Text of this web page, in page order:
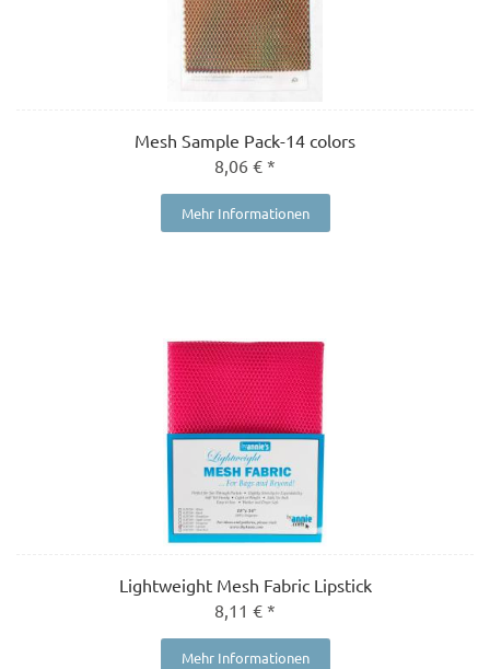
Mesh Sample Pack-14 colors
8,06 € *
Mehr Informationen
Lightweight Mesh Fabric Lipstick
8,11 € *
Mehr Informationen